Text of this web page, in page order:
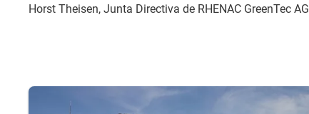
Horst Theisen, Junta Directiva de RHENAC GreenTec AG